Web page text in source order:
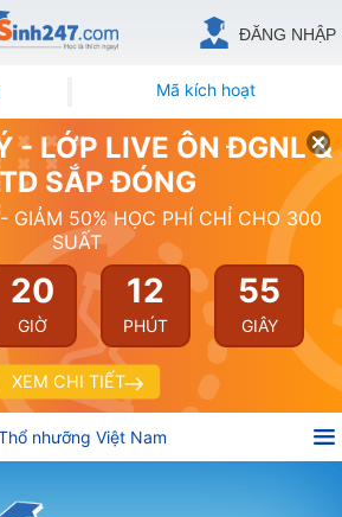
ĐĂNG NHẬP
Mã kích hoạt
- LỚP LIVE ÔN ĐGNL &
SẮP ĐÓNG
GIẢM 50% HỌC PHÍ CHỈ CHO 300
SUẤT
20
GIỜ
12
PHÚT
55
GIÂY
XEM CHI TIẾT
nhưỡng Việt Nam